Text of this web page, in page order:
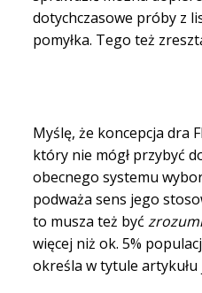
dotychczasowe próby z
pomyłka. Tego też
Myślę, że koncepcja dra
który nie mógł przybyć
obecnego systemu
podważa sens jego
to musza też być
więcej niż ok. 5%
określa w tytule artykułu